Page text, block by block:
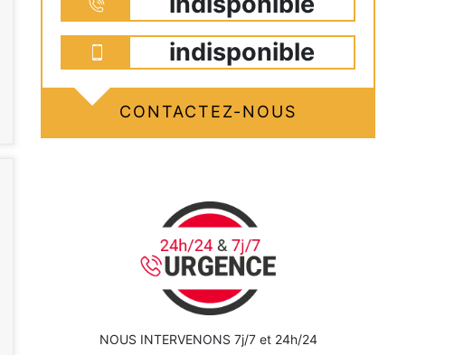
indisponible
CONTACTEZ-NOUS
NOUS INTERVENONS 7j/7 et 24h/24